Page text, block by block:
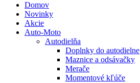
Domov
Novinky
Akcie
Auto-Moto
Autodielňa
Doplnky do autodielne
Maznice a odsávačky
Merače
Momentové kľúče